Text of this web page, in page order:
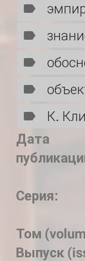
К.
Дата
Серия:
Том
Выпуск